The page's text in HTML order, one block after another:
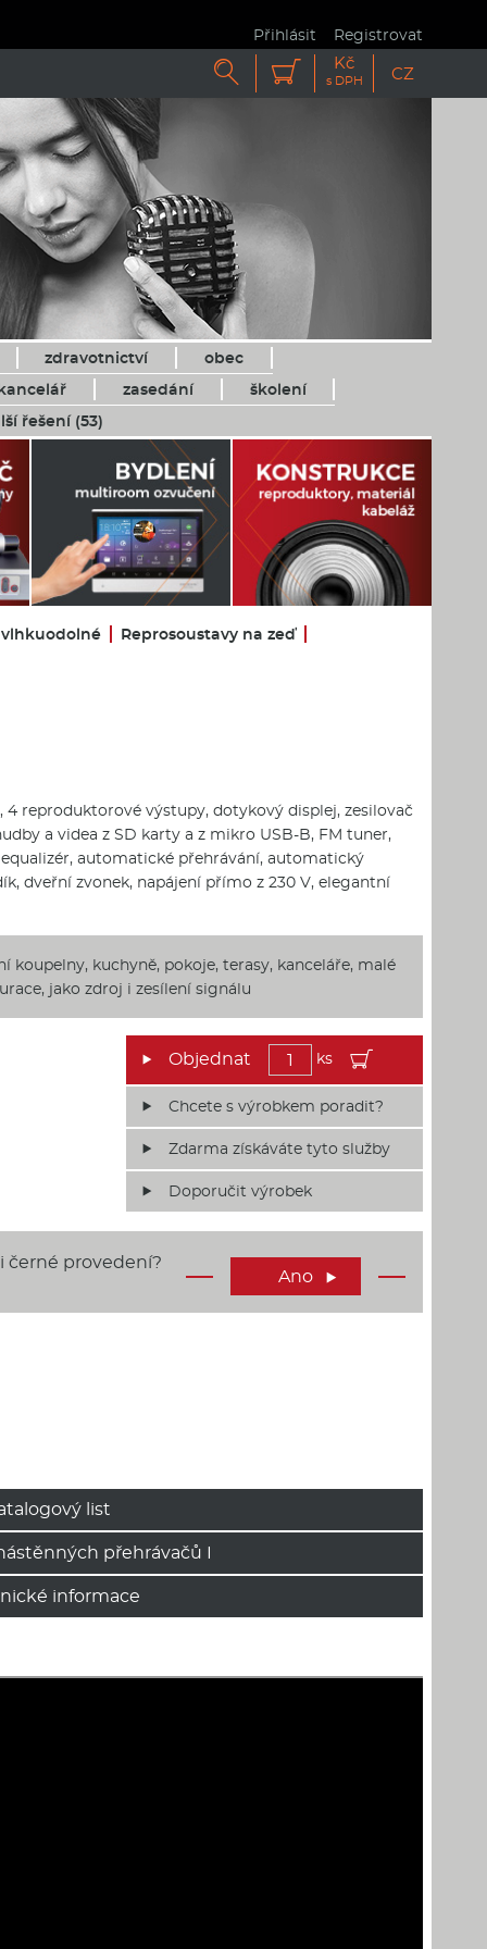
Přihlásit Registrovat
  Kč
s DPH CZ
zdravotnictví
obec
zasedání
školení
řešení (53)
Reprosoustavy na zeď
4 reproduktorové výstupy, dotykový displej, zesilovač
a videa z SD karty a z mikro USB-B, FM tuner,
automatické přehrávání, automatický
dveřní zvonek, napájení přímo z 230 V, elegantní
koupelny, kuchyně, pokoje, terasy, kanceláře, malé
jako zdroj i zesílení signálu
ks
Chcete s výrobkem poradit?
Zdarma získáváte tyto služby
Doporučit výrobek
Ano 
černé provedení?
list
přehrávačů I
informace